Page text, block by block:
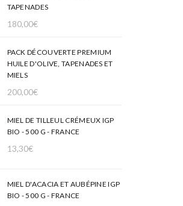
TAPENADES
180,00€
PACK DÉCOUVERTE PREMIUM
HUILE D'OLIVE, TAPENADES ET
MIELS
200,00€
MIEL DE TILLEUL CRÉMEUX IGP
BIO - 500 G - FRANCE
13,30€
MIEL D'ACACIA ET AUBÉPINE IGP
BIO - 500 G - FRANCE